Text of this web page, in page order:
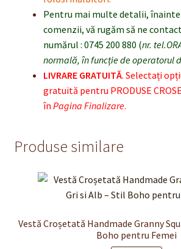
Pentru mai multe detalii, înainte
comenzii, vă rugăm să ne
numărul : 0745 200 880 (nr.
normală, în funcție de operatorul
LIVRARE GRATUITĂ. Selectați opț
gratuită pentru PRODUSE
în Pagina Finalizare.
Produse similare
Vestă Croșetată Handmade Granny
Boho pentru Femei